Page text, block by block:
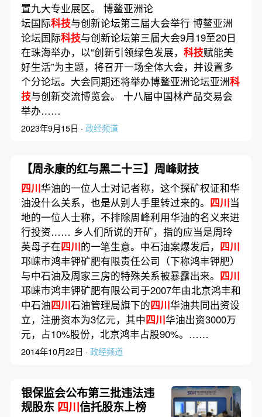
置九大专业展区。 博鳌亚洲论
坛国际科技与创新论坛第三届大会举行 博鳌亚洲
论坛国际科技与创新论坛第三届大会9月19至20日
在珠海举办，以“创新引领绿色发展， 科技赋能美
好生活”为主题，将召开一场全体大会，并设置多
个分论坛。大会同期还将举办博鳌亚洲论坛亚洲科
技与创新交流博览会。 十八届中国林产品交易会
举办……
2023年9月15日 · 政经频道
【周永康的红与黑二十三】周峰财技
四川华油的一位人士对记者称，这个探矿权证和华
油没什么关系，也是从别人手里转过来的。 四川当
地的一位人士称，不排除周峰利用华油的名义来进
行投资…… 乡人们所说的开矿，指的应当是周玲
英母子在四川的一笔生意。中石油案爆发后， 四川
邛崃市鸿丰钾矿肥有限责任公司（下称鸿丰钾肥）
与中石油及周家三房的特殊关系被暴露出来。 四川
邛崃市鸿丰钾矿肥有限公司于2007年由北京鸿丰和
中石油四川石油管理局旗下的四川华油共同出资设
立，注册资本为3亿元，其中四川华油出资3000万
元，占10%股份，北京鸿丰占股90%。……
2014年10月22日 · 政经频道
银保监会公布第三批违法违
规股东 四川信托股东上榜